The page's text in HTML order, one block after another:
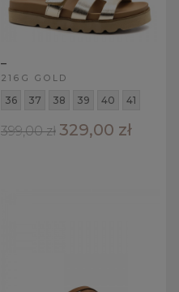
216G GOLD
36 37 38 39 40 41
399,00 zł 329,00 zł